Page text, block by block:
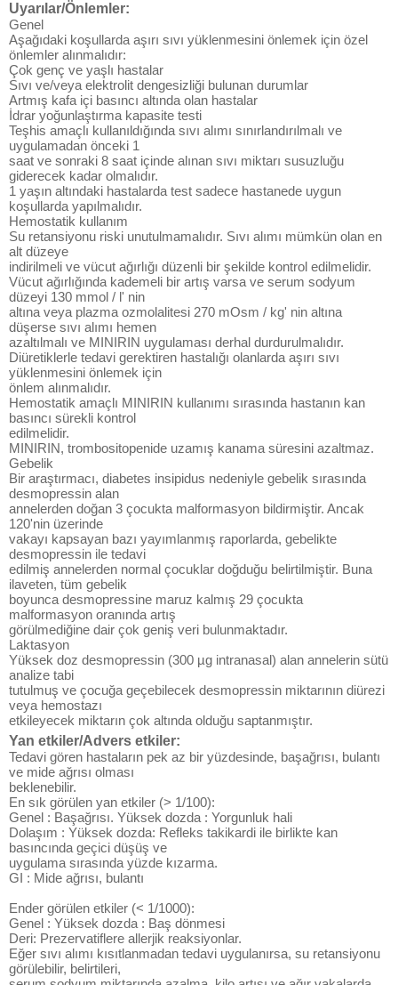
Uyarılar/Önlemler:
Genel
Aşağıdaki koşullarda aşırı sıvı yüklenmesini önlemek için özel
önlemler alınmalıdır:
Çok genç ve yaşlı hastalar
Sıvı ve/veya elektrolit dengesizliği bulunan durumlar
Artmış kafa içi basıncı altında olan hastalar
İdrar yoğunlaştırma kapasite testi
Teşhis amaçlı kullanıldığında sıvı alımı sınırlandırılmalı ve
uygulamadan önceki 1
saat ve sonraki 8 saat içinde alınan sıvı miktarı susuzluğu
giderecek kadar olmalıdır.
1 yaşın altındaki hastalarda test sadece hastanede uygun
koşullarda yapılmalıdır.
Hemostatik kullanım
Su retansiyonu riski unutulmamalıdır. Sıvı alımı mümkün olan en
alt düzeye
indirilmeli ve vücut ağırlığı düzenli bir şekilde kontrol edilmelidir.
Vücut ağırlığında kademeli bir artış varsa ve serum sodyum
düzeyi 130 mmol / l' nin
altına veya plazma ozmolalitesi 270 mOsm / kg' nin altına
düşerse sıvı alımı hemen
azaltılmalı ve MINIRIN uygulaması derhal durdurulmalıdır.
Diüretiklerle tedavi gerektiren hastalığı olanlarda aşırı sıvı
yüklenmesini önlemek için
önlem alınmalıdır.
Hemostatik amaçlı MINIRIN kullanımı sırasında hastanın kan
basıncı sürekli kontrol
edilmelidir.
MINIRIN, trombositopenide uzamış kanama süresini azaltmaz.
Gebelik
Bir araştırmacı, diabetes insipidus nedeniyle gebelik sırasında
desmopressin alan
annelerden doğan 3 çocukta malformasyon bildirmiştir. Ancak
120'nin üzerinde
vakayı kapsayan bazı yayımlanmış raporlarda, gebelikte
desmopressin ile tedavi
edilmiş annelerden normal çocuklar doğduğu belirtilmiştir. Buna
ilaveten, tüm gebelik
boyunca desmopressine maruz kalmış 29 çocukta
malformasyon oranında artış
görülmediğine dair çok geniş veri bulunmaktadır.
Laktasyon
Yüksek doz desmopressin (300 µg intranasal) alan annelerin sütü
analize tabi
tutulmuş ve çocuğa geçebilecek desmopressin miktarının diürezi
veya hemostazı
etkileyecek miktarın çok altında olduğu saptanmıştır.
Yan etkiler/Advers etkiler:
Tedavi gören hastaların pek az bir yüzdesinde, başağrısı, bulantı
ve mide ağrısı olması
beklenebilir.
En sık görülen yan etkiler (> 1/100):
Genel : Başağrısı. Yüksek dozda : Yorgunluk hali
Dolaşım : Yüksek dozda: Refleks takikardi ile birlikte kan
basıncında geçici düşüş ve
uygulama sırasında yüzde kızarma.
GI : Mide ağrısı, bulantı
Ender görülen etkiler (< 1/1000):
Genel : Yüksek dozda : Baş dönmesi
Deri: Prezervatiflere allerjik reaksiyonlar.
Eğer sıvı alımı kısıtlanmadan tedavi uygulanırsa, su retansiyonu
görülebilir, belirtileri,